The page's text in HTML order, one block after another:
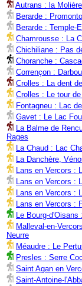
Autrans : la Molière
Berarde :
Berarde : Temple-
Chamrousse : La
Chichiliane : Pas
Choranche :
Corrençon :
Crolles : La dent
Crolles : Le tour
Fontagneu : Lac
Gavet : Le Lac
La Balme de
Rages
La Chaud : Lac
La Danchère,
Lans en Vercors :
Lans en Vercors :
Lans en Vercors :
Lans en Vercors :
Le Bourg-
Malleval-en-
Neurre
Méaudre : Le
Presles : Serre
Saint Agan en
Saint-Antoine-